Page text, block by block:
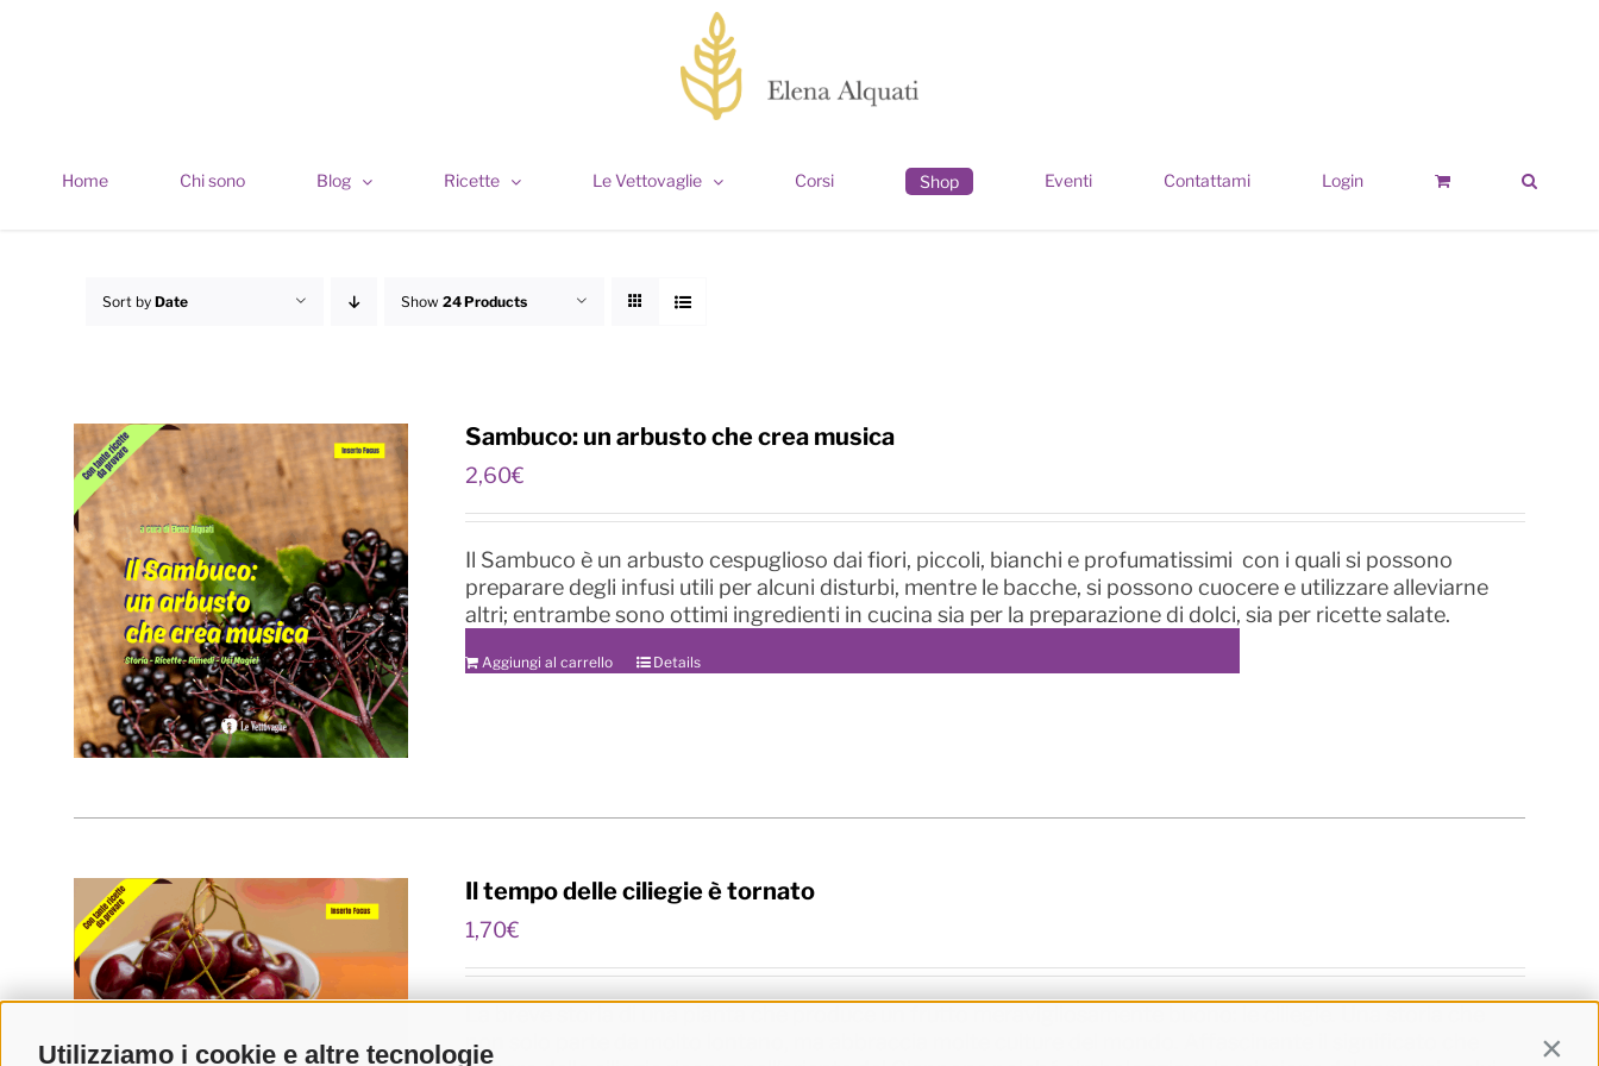
Utilizziamo i cookie e altre tecnologie
Home Chi sono Blog Ricette Le Vettovaglie Corsi Shop Eventi Contattami Login
Sort by Date Show 24 Products
Sambuco: un arbusto che crea musica
2,60€
Il Sambuco è un arbusto cespuglioso dai fiori, piccoli, bianchi e profumatissimi con i quali si possono
preparare degli infusi utili per alcuni disturbi, mentre le bacche, si possono cuocere e utilizzare alleviarne
altri; entrambe sono ottimi ingredienti in cucina sia per la preparazione di dolci, sia per ricette salate.
Aggiungi al carrello Details
Il tempo delle ciliegie è tornato
1,70€
non solo parte da molto lontano, ma abbraccia molte culture del mondo. Affascinante il significato che